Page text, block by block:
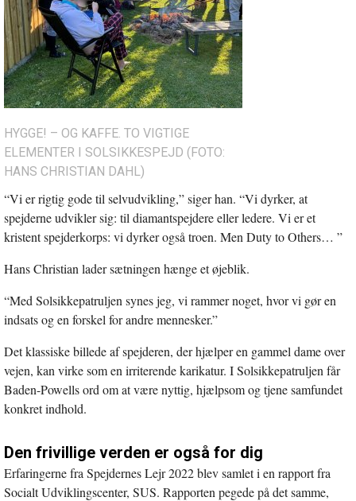
HYGGE! – OG KAFFE. TO VIGTIGE
ELEMENTER I SOLSIKKESPEJD (FOTO:
HANS CHRISTIAN DAHL)
“Vi er rigtig gode til selvudvikling,” siger han. “Vi dyrker, at
spejderne udvikler sig: til diamantspejdere eller ledere. Vi er et
kristent spejderkorps: vi dyrker også troen. Men Duty to Others… ”
Hans Christian lader sætningen hænge et øjeblik.
“Med Solsikkepatruljen synes jeg, vi rammer noget, hvor vi gør en
indsats og en forskel for andre mennesker.”
Det klassiske billede af spejderen, der hjælper en gammel dame over
vejen, kan virke som en irriterende karikatur. I Solsikkepatruljen får
Baden-Powells ord om at være nyttig, hjælpsom og tjene samfundet
konkret indhold.
Den frivillige verden er også for dig
Erfaringerne fra Spejdernes Lejr 2022 blev samlet i en rapport fra
Socialt Udviklingscenter, SUS. Rapporten pegede på det samme,